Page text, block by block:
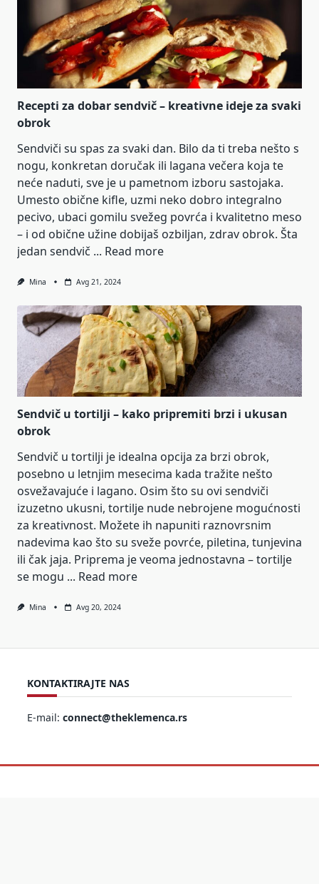
Recepti za dobar sendvič – kreativne ideje za svaki
obrok
Sendviči su spas za svaki dan. Bilo da ti treba nešto s
nogu, konkretan doručak ili lagana večera koja te
neće naduti, sve je u pametnom izboru sastojaka.
Umesto obične kifle, uzmi neko dobro integralno
pecivo, ubaci gomilu svežeg povrća i kvalitetno meso
– i od obične užine dobijaš ozbiljan, zdrav obrok. Šta
jedan sendvič ... Read more
Mina Avg 21, 2024
Sendvič u tortilji – kako pripremiti brzi i ukusan
obrok
Sendvič u tortilji je idealna opcija za brzi obrok,
posebno u letnjim mesecima kada tražite nešto
osvežavajuće i lagano. Osim što su ovi sendviči
izuzetno ukusni, tortilje nude nebrojene mogućnosti
za kreativnost. Možete ih napuniti raznovrsnim
nadevima kao što su sveže povrće, piletina, tunjevina
ili čak jaja. Priprema je veoma jednostavna – tortilje
se mogu ... Read more
Mina Avg 20, 2024
KONTAKTIRAJTE NAS
E-mail: connect@theklemenca.rs